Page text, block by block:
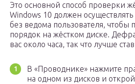
Это основной способ проверки
Windows 10 должен
без ведома пользователя, чтобы
порядок на жёстком диске.
вас около часа, так что лучше
В «Проводнике» нажмите
на одном из дисков и